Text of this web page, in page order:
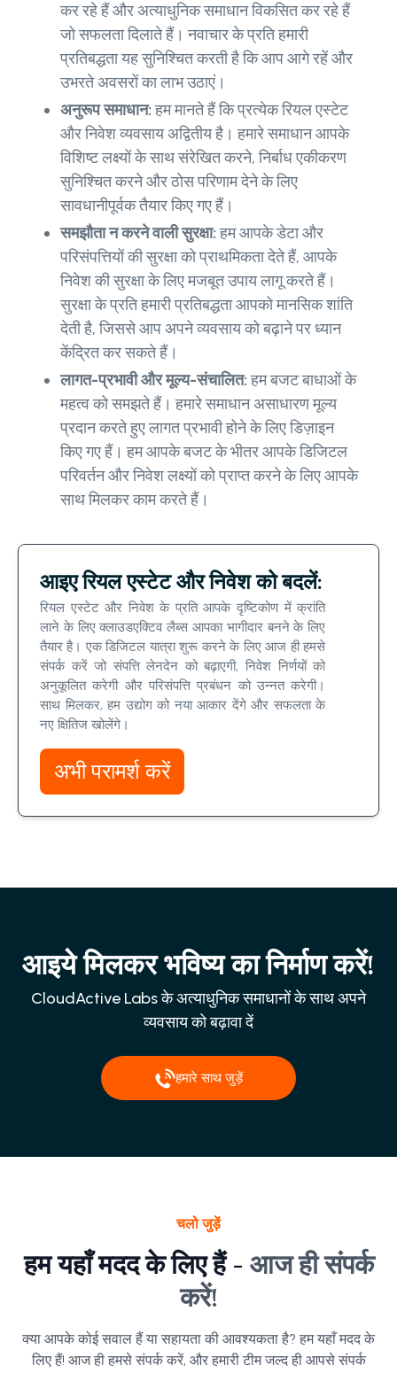
कर रहे हैं और अत्याधुनिक समाधान विकसित कर रहे हैं
जो सफलता दिलाते हैं। नवाचार के प्रति हमारी
प्रतिबद्धता यह सुनिश्चित करती है कि आप आगे रहें और
उभरते अवसरों का लाभ उठाएं।
अनुरूप समाधान:हम मानते हैं कि प्रत्येक रियल एस्टेट
और निवेश व्यवसाय अद्वितीय है। हमारे समाधान आपके
विशिष्ट लक्ष्यों के साथ संरेखित करने, निर्बाध एकीकरण
सुनिश्चित करने और ठोस परिणाम देने के लिए
सावधानीपूर्वक तैयार किए गए हैं।
समझौता न करने वाली सुरक्षा:हम आपके डेटा और
परिसंपत्तियों की सुरक्षा को प्राथमिकता देते हैं, आपके
निवेश की सुरक्षा के लिए मजबूत उपाय लागू करते हैं।
सुरक्षा के प्रति हमारी प्रतिबद्धता आपको मानसिक शांति
देती है, जिससे आप अपने व्यवसाय को बढ़ाने पर ध्यान
केंद्रित कर सकते हैं।
लागत-प्रभावी और मूल्य-संचालित:हम बजट बाधाओं के
महत्व को समझते हैं। हमारे समाधान असाधारण मूल्य
प्रदान करते हुए लागत प्रभावी होने के लिए डिज़ाइन
किए गए हैं। हम आपके बजट के भीतर आपके डिजिटल
परिवर्तन और निवेश लक्ष्यों को प्राप्त करने के लिए आपके
साथ मिलकर काम करते हैं।
आइए रियल एस्टेट और निवेश को बदलें:
रियल एस्टेट और निवेश के प्रति आपके दृष्टिकोण में क्रांति
लाने के लिए क्लाउडएक्टिव लैब्स आपका भागीदार बनने के लिए
तैयार है। एक डिजिटल यात्रा शुरू करने के लिए आज ही हमसे
संपर्क करें जो संपत्ति लेनदेन को बढ़ाएगी, निवेश निर्णयों को
अनुकूलित करेगी और परिसंपत्ति प्रबंधन को उन्नत करेगी।
साथ मिलकर, हम उद्योग को नया आकार देंगे और सफलता के
नए क्षितिज खोलेंगे।
अभी परामर्श करें
आइये मिलकर भविष्य का निर्माण करें!
CloudActive Labs के अत्याधुनिक समाधानों के साथ अपने
व्यवसाय को बढ़ावा दें
हमारे साथ जुड़ें
चलो जुड़ें
हम यहाँ मदद के लिए हैं - आज ही संपर्क
करें!
क्या आपके कोई सवाल हैं या सहायता की आवश्यकता है? हम यहाँ मदद के
लिए हैं! आज ही हमसे संपर्क करें, और हमारी टीम जल्द ही आपसे संपर्क